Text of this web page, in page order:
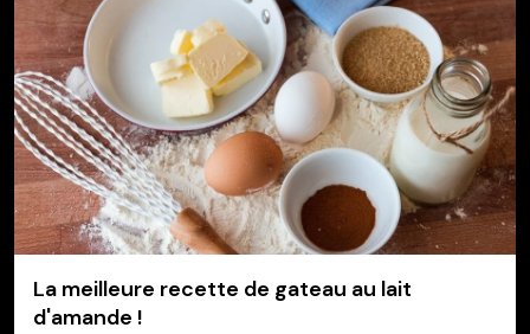
La meilleure recette de gateau au lait
d'amande !